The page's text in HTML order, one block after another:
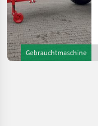
Gebrauchtmaschine